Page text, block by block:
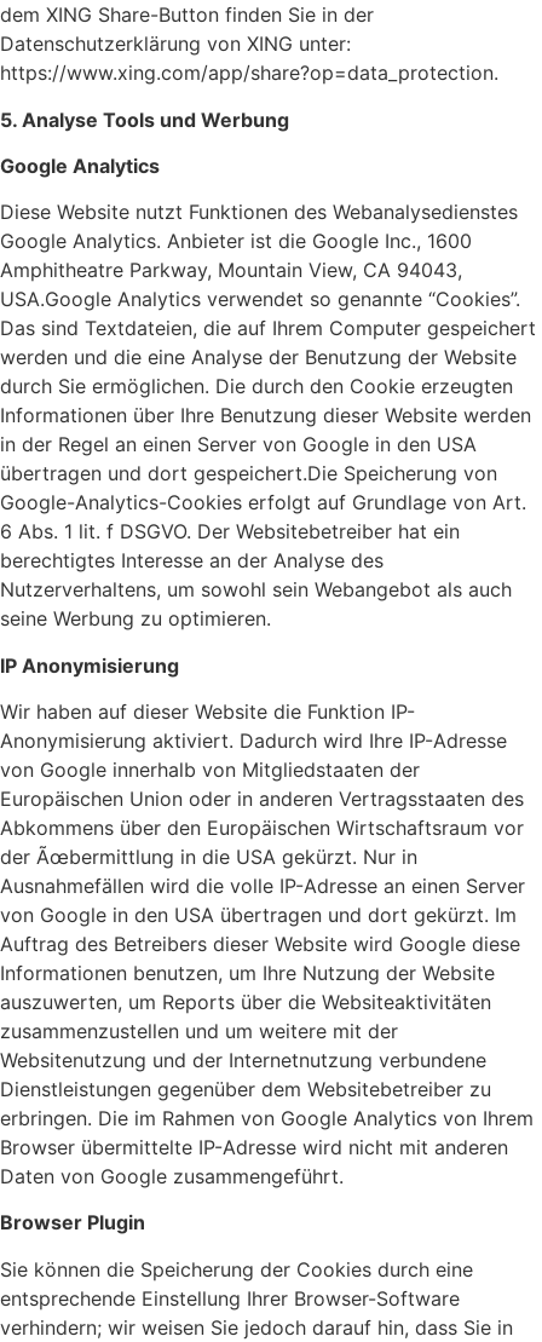
dem XING Share-Button finden Sie in der
Datenschutzerklärung von XING unter:
https://www.xing.com/app/share?op=data_protection.
5. Analyse Tools und Werbung
Google Analytics
Diese Website nutzt Funktionen des Webanalysedienstes
Google Analytics. Anbieter ist die Google Inc., 1600
Amphitheatre Parkway, Mountain View, CA 94043,
USA.Google Analytics verwendet so genannte “Cookies”.
Das sind Textdateien, die auf Ihrem Computer gespeichert
werden und die eine Analyse der Benutzung der Website
durch Sie ermöglichen. Die durch den Cookie erzeugten
Informationen über Ihre Benutzung dieser Website werden
in der Regel an einen Server von Google in den USA
übertragen und dort gespeichert.Die Speicherung von
Google-Analytics-Cookies erfolgt auf Grundlage von Art.
6 Abs. 1 lit. f DSGVO. Der Websitebetreiber hat ein
berechtigtes Interesse an der Analyse des
Nutzerverhaltens, um sowohl sein Webangebot als auch
seine Werbung zu optimieren.
IP Anonymisierung
Wir haben auf dieser Website die Funktion IP-
Anonymisierung aktiviert. Dadurch wird Ihre IP-Adresse
von Google innerhalb von Mitgliedstaaten der
Europäischen Union oder in anderen Vertragsstaaten des
Abkommens über den Europäischen Wirtschaftsraum vor
der Ãœbermittlung in die USA gekürzt. Nur in
Ausnahmefällen wird die volle IP-Adresse an einen Server
von Google in den USA übertragen und dort gekürzt. Im
Auftrag des Betreibers dieser Website wird Google diese
Informationen benutzen, um Ihre Nutzung der Website
auszuwerten, um Reports über die Websiteaktivitäten
zusammenzustellen und um weitere mit der
Websitenutzung und der Internetnutzung verbundene
Dienstleistungen gegenüber dem Websitebetreiber zu
erbringen. Die im Rahmen von Google Analytics von Ihrem
Browser übermittelte IP-Adresse wird nicht mit anderen
Daten von Google zusammengeführt.
Browser Plugin
Sie können die Speicherung der Cookies durch eine
entsprechende Einstellung Ihrer Browser-Software
verhindern; wir weisen Sie jedoch darauf hin, dass Sie in